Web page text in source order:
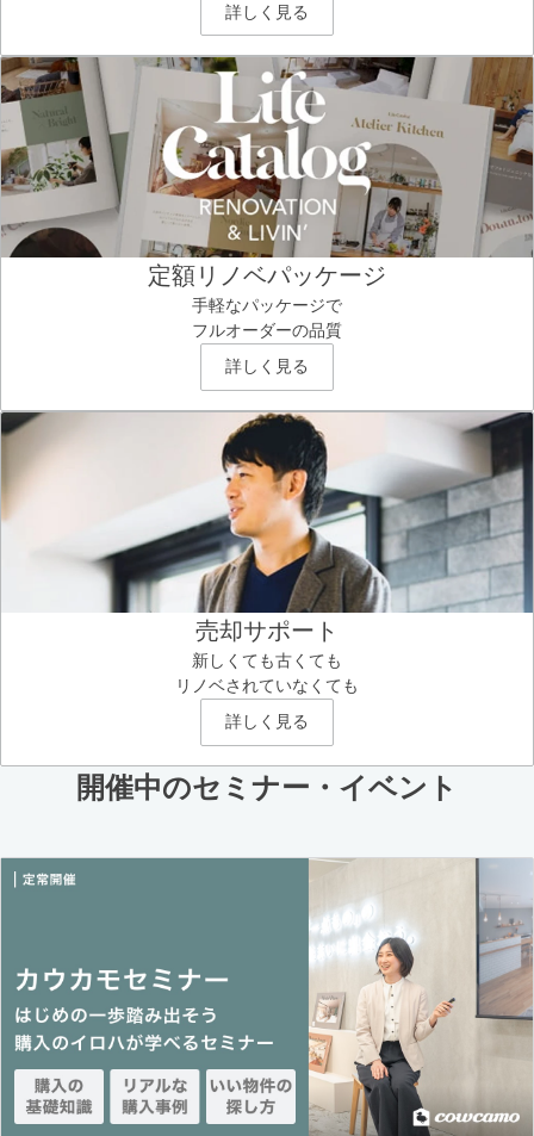
詳しく見る
定額リノベパッケージ
手軽なパッケージで
フルオーダーの品質
詳しく見る
売却サポート
新しくても古くても
リノベされていなくても
詳しく見る
開催中のセミナー・イベント